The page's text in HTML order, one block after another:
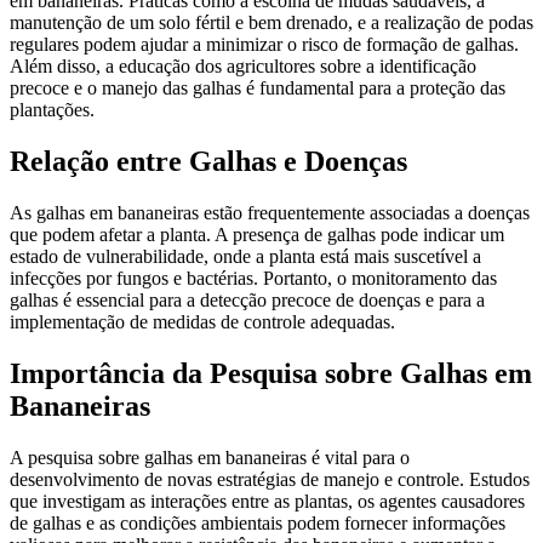
manutenção de um solo fértil e bem drenado, e a realização de podas
regulares podem ajudar a minimizar o risco de formação de galhas.
Além disso, a educação dos agricultores sobre a identificação
precoce e o manejo das galhas é fundamental para a proteção das
plantações.
Relação entre Galhas e Doenças
As galhas em bananeiras estão frequentemente associadas a doenças
que podem afetar a planta. A presença de galhas pode indicar um
estado de vulnerabilidade, onde a planta está mais suscetível a
infecções por fungos e bactérias. Portanto, o monitoramento das
galhas é essencial para a detecção precoce de doenças e para a
implementação de medidas de controle adequadas.
Importância da Pesquisa sobre Galhas em
Bananeiras
A pesquisa sobre galhas em bananeiras é vital para o
desenvolvimento de novas estratégias de manejo e controle. Estudos
que investigam as interações entre as plantas, os agentes causadores
de galhas e as condições ambientais podem fornecer informações